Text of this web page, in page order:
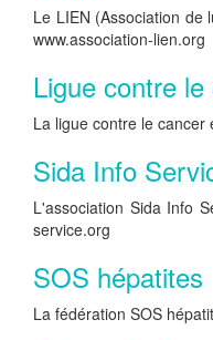
Le LIEN (Association de
www.association-lien.org
Ligue contre
La ligue contre le
Sida Info
L'association Sida Info
service.org
SOS hépatites
La fédération SOS